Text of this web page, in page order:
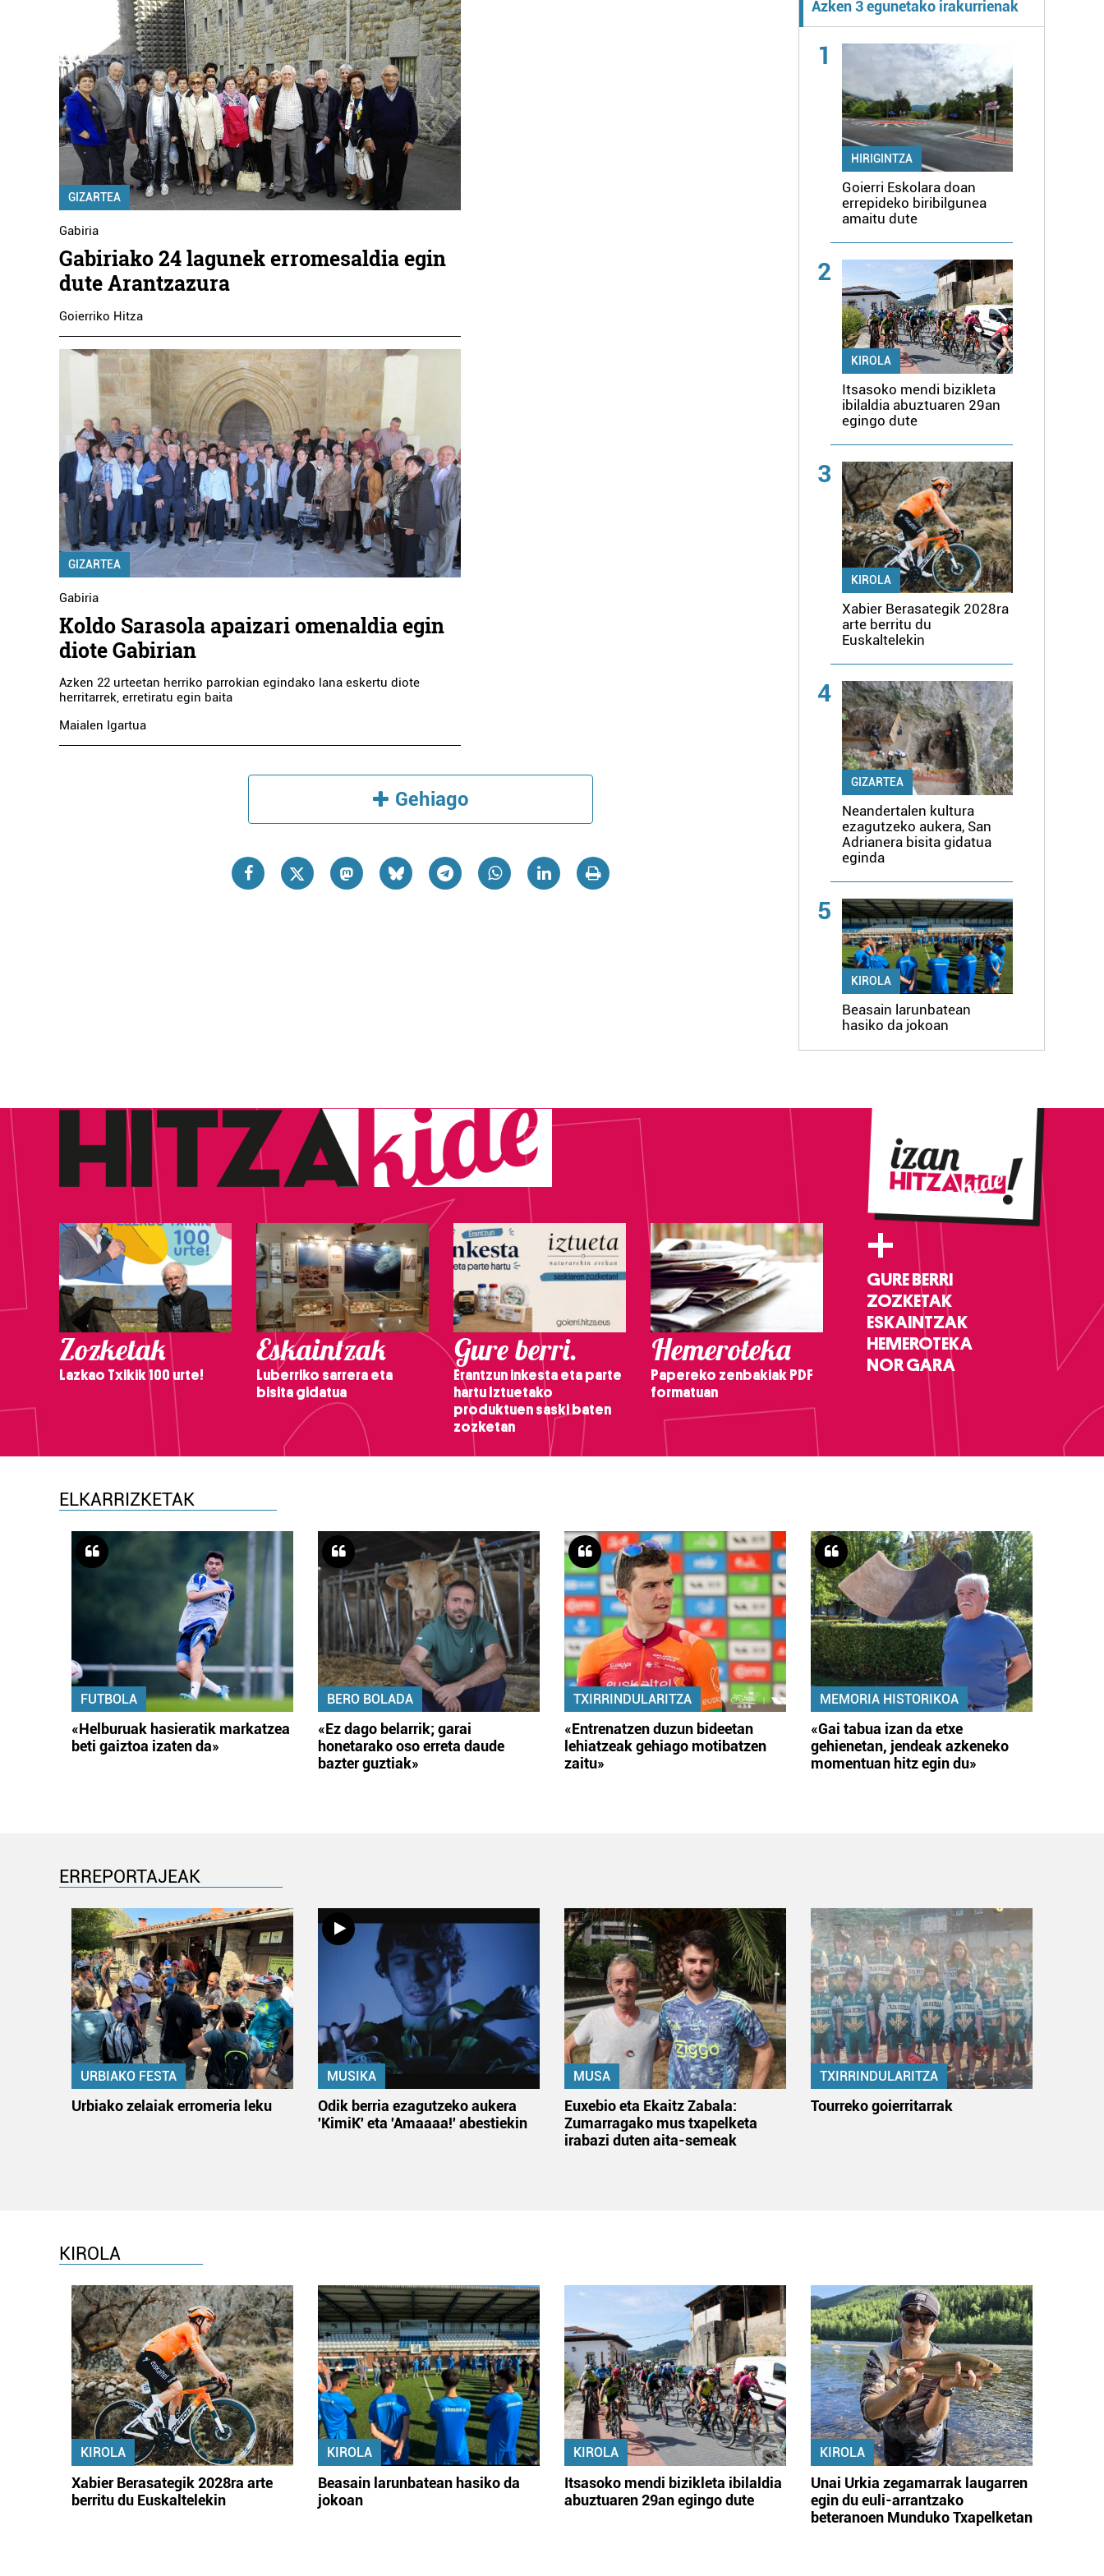
GIZARTEA
Gabiria
Gabiriako 24 lagunek erromesaldia egin
dute Arantzazura
Goierriko Hitza
GIZARTEA
Gabiria
Koldo Sarasola apaizari omenaldia egin
diote Gabirian
Azken 22 urteetan herriko parrokian egindako lana eskertu diote
herritarrek, erretiratu egin baita
Maialen Igartua
Gehiago
Azken 3 egunetako irakurrienak
1
HIRIGINTZA
Goierri Eskolara doan
errepideko biribilgunea
amaitu dute
2
KIROLA
Itsasoko mendi bizikleta
ibilaldia abuztuaren 29an
egingo dute
3
KIROLA
Xabier Berasategik 2028ra
arte berritu du
Euskaltelekin
4
GIZARTEA
Neandertalen kultura
ezagutzeko aukera, San
Adrianera bisita gidatua
eginda
5
KIROLA
Beasain larunbatean
hasiko da jokoan
Zozketak
Lazkao Txikik 100 urte!
Eskaintzak
Luberriko sarrera eta
bisita gidatua
Gure berri.
Erantzun inkesta eta parte
hartu Iztuetako
produktuen saski baten
zozketan
Hemeroteka
Papereko zenbakiak PDF
formatuan
+
GURE BERRI
ZOZKETAK
ESKAINTZAK
HEMEROTEKA
NOR GARA
ELKARRIZKETAK
FUTBOLA
«Helburuak hasieratik markatzea
beti gaiztoa izaten da»
BERO BOLADA
«Ez dago belarrik; garai
honetarako oso erreta daude
bazter guztiak»
TXIRRINDULARITZA
«Entrenatzen duzun bideetan
lehiatzeak gehiago motibatzen
zaitu»
MEMORIA HISTORIKOA
«Gai tabua izan da etxe
gehienetan, jendeak azkeneko
momentuan hitz egin du»
ERREPORTAJEAK
URBIAKO FESTA
Urbiako zelaiak erromeria leku
MUSIKA
Odik berria ezagutzeko aukera
'KimiK' eta 'Amaaaa!' abestiekin
MUSA
Euxebio eta Ekaitz Zabala:
Zumarragako mus txapelketa
irabazi duten aita-semeak
TXIRRINDULARITZA
Tourreko goierritarrak
KIROLA
KIROLA
Xabier Berasategik 2028ra arte
berritu du Euskaltelekin
KIROLA
Beasain larunbatean hasiko da
jokoan
KIROLA
Itsasoko mendi bizikleta ibilaldia
abuztuaren 29an egingo dute
KIROLA
Unai Urkia zegamarrak laugarren
egin du euli-arrantzako
beteranoen Munduko Txapelketan